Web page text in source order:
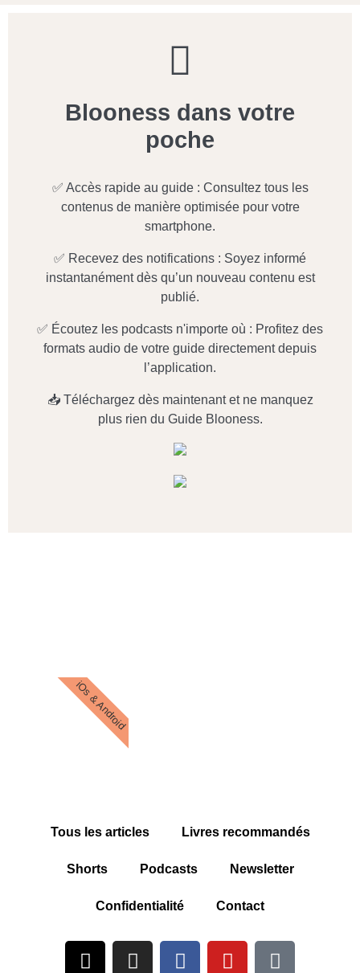
Blooness dans votre
poche
✅ Accès rapide au guide : Consultez tous les
contenus de manière optimisée pour votre
smartphone.
✅ Recevez des notifications : Soyez informé
instantanément dès qu’un nouveau contenu est
publié.
✅ Écoutez les podcasts n'importe où : Profitez des
formats audio de votre guide directement depuis
l’application.
📥 Téléchargez dès maintenant et ne manquez
plus rien du Guide Blooness.
iOs & Android
Tous les articles Livres recommandés
Shorts Podcasts Newsletter
Confidentialité Contact